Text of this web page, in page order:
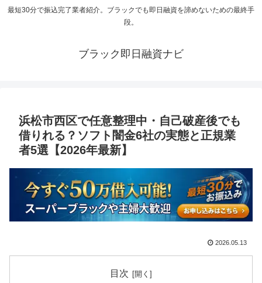
最短30分で振込完了業者紹介。ブラックでも即日融資を諦めないための最終手
段。
ブラック即日融資ナビ
浜松市西区で任意整理中・自己破産後でも
借りれる？ソフト闇金6社の実態と正規業
者5選【2026年最新】
2026.05.13
目次